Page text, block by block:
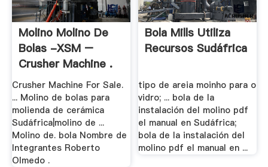
Molino Molino De
Bolas -XSM –
Crusher Machine .
Crusher Machine For Sale.
... Molino de bolas para
molienda de cerámica
Sudáfrica|molino de ...
Molino de. bola Nombre de
Integrantes Roberto
Olmedo .
Bola Mills Utiliza
Recursos Sudáfrica
tipo de areia moinho para o
vidro; ... bola de la
instalación del molino pdf
el manual en Sudáfrica;
bola de la instalación del
molino pdf el manual en ...